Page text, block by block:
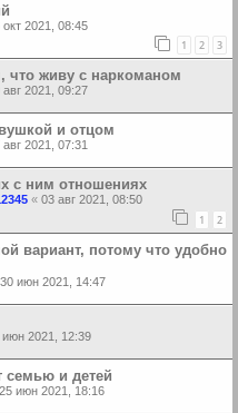
окт 2021, 08:45
1 2 3
что живу с наркоманом
авг 2021, 09:27
и отцом
авг 2021, 07:31
с ним отношениях
« 03 авг 2021, 08:50
1 2
вариант, потому что удобно
30 июн 2021, 14:47
июн 2021, 12:39
семью и детей
25 июн 2021, 18:16